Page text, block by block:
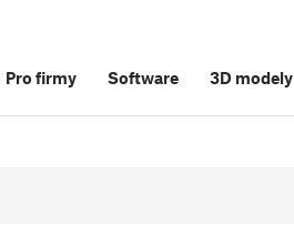
Pro firmy Software 3D modely